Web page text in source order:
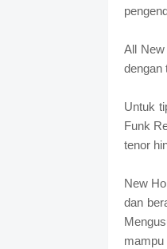
All
dengan
Untuk
Funk
tenor
New
dan